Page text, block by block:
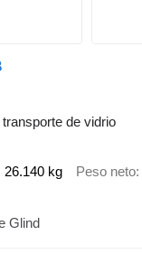
de vidrio
26.140 kg Peso neto
Glind